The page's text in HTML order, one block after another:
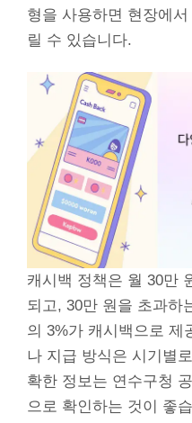
형을 사용하면 현장에
릴 수 있습니다.
캐시백 정책은 월 30만
되고, 30만 원을 초과하
의 3%가 캐시백으로 제
나 지급 방식은 시기별
확한 정보는 연수구청
으로 확인하는 것이 좋